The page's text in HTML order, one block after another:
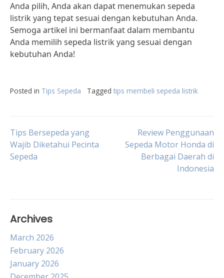
Anda pilih, Anda akan dapat menemukan sepeda
listrik yang tepat sesuai dengan kebutuhan Anda.
Semoga artikel ini bermanfaat dalam membantu
Anda memilih sepeda listrik yang sesuai dengan
kebutuhan Anda!
Posted in Tips Sepeda Tagged tips membeli sepeda listrik
Post
navigation
Tips Bersepeda yang
Wajib Diketahui Pecinta
Sepeda
Review Penggunaan
Sepeda Motor Honda di
Berbagai Daerah di
Indonesia
Archives
March 2026
February 2026
January 2026